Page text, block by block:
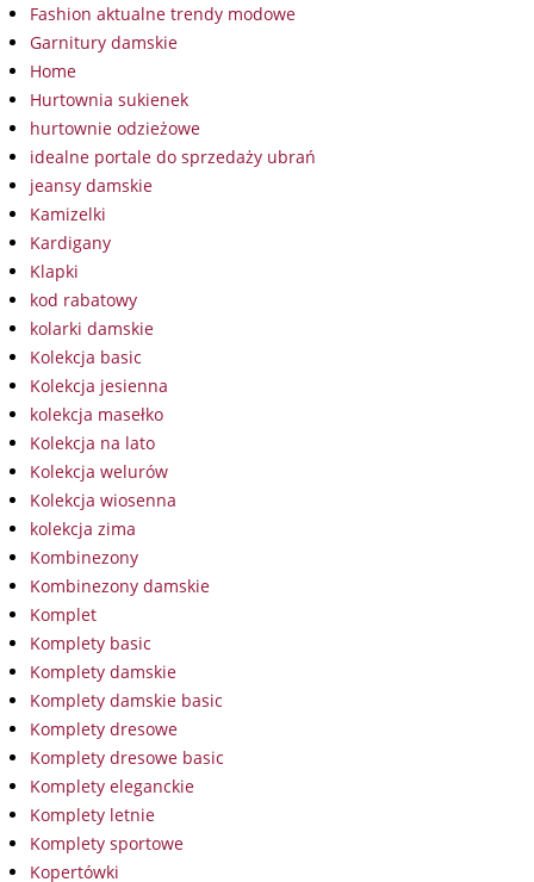
Fashion aktualne trendy modowe
Garnitury damskie
Home
Hurtownia sukienek
hurtownie odzieżowe
idealne portale do sprzedaży ubrań
jeansy damskie
Kamizelki
Kardigany
Klapki
kod rabatowy
kolarki damskie
Kolekcja basic
Kolekcja jesienna
kolekcja masełko
Kolekcja na lato
Kolekcja welurów
Kolekcja wiosenna
kolekcja zima
Kombinezony
Kombinezony damskie
Komplet
Komplety basic
Komplety damskie
Komplety damskie basic
Komplety dresowe
Komplety dresowe basic
Komplety eleganckie
Komplety letnie
Komplety sportowe
Kopertówki